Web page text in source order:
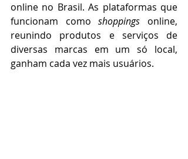
online no Brasil. As plataformas que
funcionam como shoppings online,
reunindo produtos e serviços de
diversas marcas em um só local,
ganham cada vez mais usuários.